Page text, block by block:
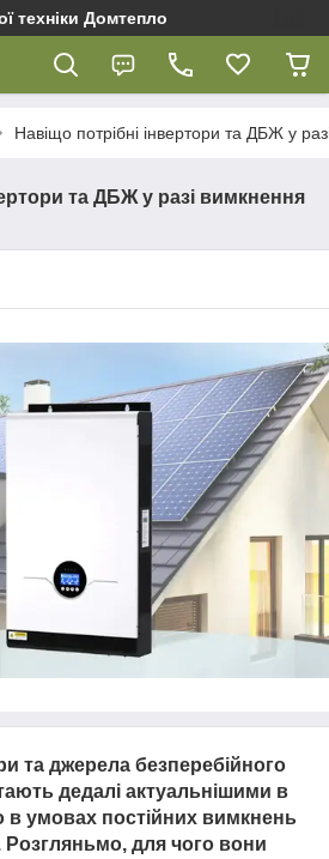
техніки Домтепло
Навіщо потрібні інвертори та ДБЖ у
та ДБЖ у разі вимкнення
та джерела безперебійного
дедалі актуальнішими в
в умовах постійних вимкнень
Розгляньмо, для чого вони